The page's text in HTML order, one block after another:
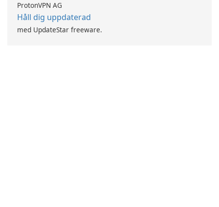
ProtonVPN AG
Håll dig uppdaterad
med UpdateStar freeware.